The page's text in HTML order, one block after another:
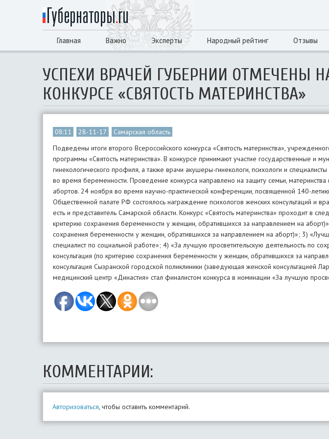
Главная Важно Эксперты Народный рейтинг Отзывы
УСПЕХИ ВРАЧЕЙ ГУБЕРНИИ ОТМЕЧЕНЫ
КОНКУРСЕ «СВЯТОСТЬ МАТЕРИНСТВА»
08:11 28-11-17
Самарская область
Подведены итоги второго Всероссийского конкурса «Святость материнства»,
программы «Святость материнства». В конкурсе принимают участие государственные и
гинекологического профиля, а также врачи акушеры-гинекологи, психологи и
во время беременности. Проведение конкурса направлено на защиту семьи,
абортов. 24 ноября во время научно-практической конференции, посвященной 140-
Общественной палате РФ состоялось награждение психологов женских консультаций и
есть и представитель Самарской области. Конкурс «Святость материнства» проходит в
критерию сохранения беременности у женщин, обратившихся за направлением на
сохранения беременности у женщин, обратившихся за направлением на аборт)»; 3)
специалист по социальной работе»; 4) «За лучшую просветительскую деятельность по
консультация (по критерию сохранения беременности у женщин, обратившихся за
консультация Сызранской городской поликлиники (заведующая женской консультацией
медицинский центр «Династия» стал финалистом конкурса в номинации «За лучшую
КОММЕНТАРИИ:
Авторизоваться, чтобы оставить комментарий.